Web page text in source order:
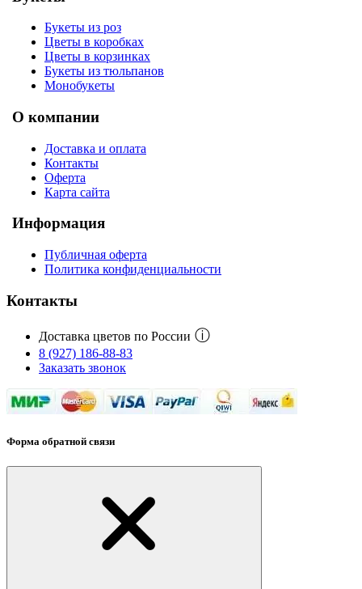
Букеты из роз
Цветы в коробках
Цветы в корзинках
Букеты из тюльпанов
Монобукеты
О компании
Доставка и оплата
Контакты
Оферта
Карта сайта
Информация
Публичная оферта
Политика конфиденциальности
Контакты
Доставка цветов по России ⓘ
8 (927) 186-88-83
Заказать звонок
Форма обратной связи